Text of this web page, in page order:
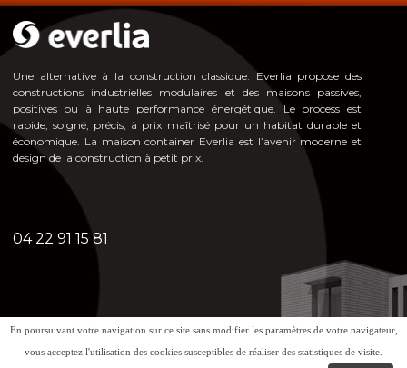
Une alternative à la construction classique. Everlia propose des
constructions industrielles modulaires et des maisons passives,
positives ou à haute performance énergétique. Le process est
rapide, soigné, précis, à prix maîtrisé pour un habitat durable et
économique. La maison container Everlia est l’avenir moderne et
design de la construction à petit prix.
04 22 91 15 81
En poursuivant votre navigation sur ce site sans modifier les paramètres de votre navigateur,
vous acceptez l'utilisation des cookies susceptibles de réaliser des statistiques de visite.